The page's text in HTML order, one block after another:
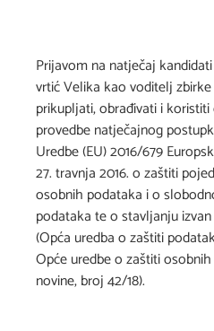
Prijavom na natječaj
vrtić Velika kao voditelj
prikupljati, obrađivati i
provedbe natječajnog
Uredbe (EU) 2016/679
27. travnja 2016. o zaštiti
osobnih podataka i o
podataka te o stavljanju
(Opća uredba o zaštiti
Opće uredbe o zaštiti
novine, broj 42/18).